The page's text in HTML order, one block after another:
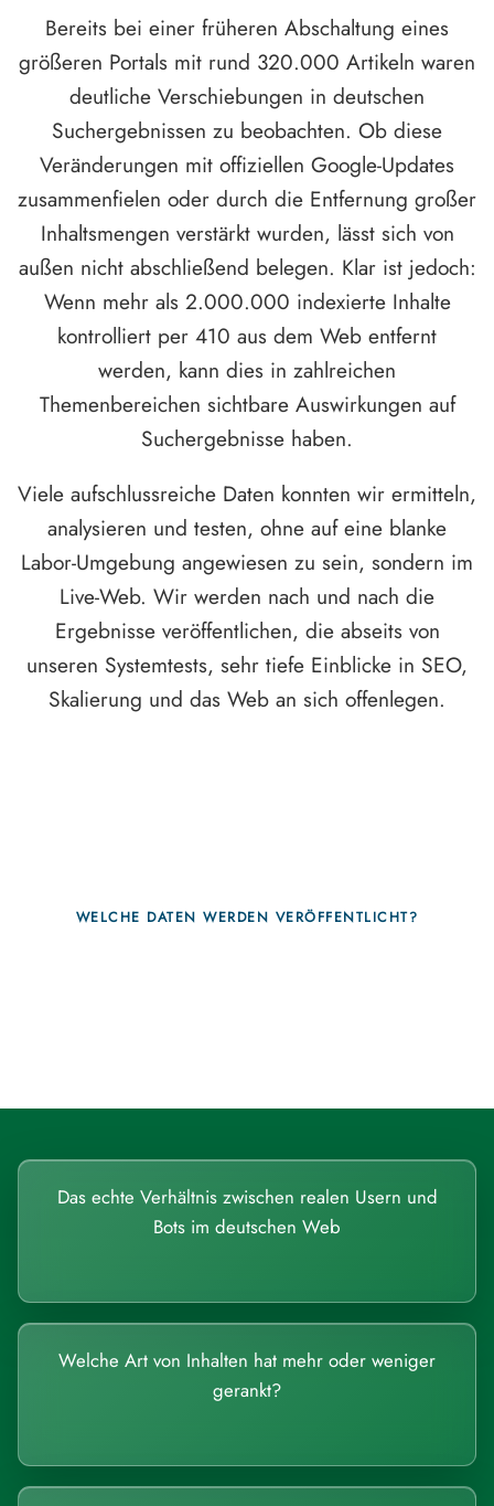
Bereits bei einer früheren Abschaltung eines
größeren Portals mit rund 320.000 Artikeln waren
deutliche Verschiebungen in deutschen
Suchergebnissen zu beobachten. Ob diese
Veränderungen mit offiziellen Google-Updates
zusammenfielen oder durch die Entfernung großer
Inhaltsmengen verstärkt wurden, lässt sich von
außen nicht abschließend belegen. Klar ist jedoch:
Wenn mehr als 2.000.000 indexierte Inhalte
kontrolliert per 410 aus dem Web entfernt
werden, kann dies in zahlreichen
Themenbereichen sichtbare Auswirkungen auf
Suchergebnisse haben.
Viele aufschlussreiche Daten konnten wir ermitteln,
analysieren und testen, ohne auf eine blanke
Labor-Umgebung angewiesen zu sein, sondern im
Live-Web. Wir werden nach und nach die
Ergebnisse veröffentlichen, die abseits von
unseren Systemtests, sehr tiefe Einblicke in SEO,
Skalierung und das Web an sich offenlegen.
WELCHE DATEN WERDEN VERÖFFENTLICHT?
Das echte Verhältnis zwischen realen Usern und
Bots im deutschen Web
Welche Art von Inhalten hat mehr oder weniger
gerankt?